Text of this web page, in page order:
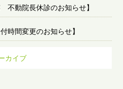
不動院長休診のお知らせ】
時間変更のお知らせ】
カイブ